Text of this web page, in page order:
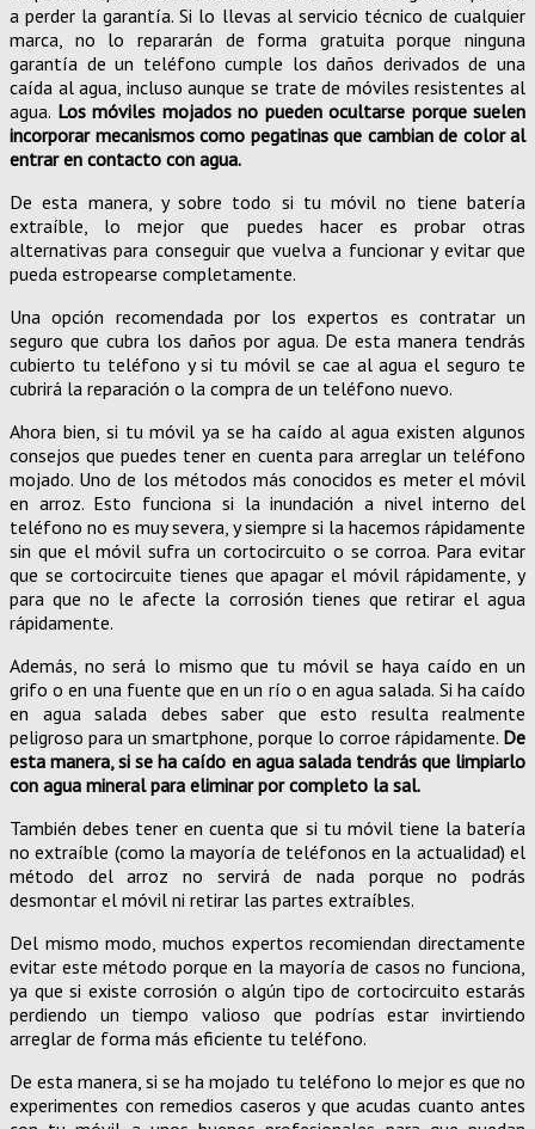
a perder la garantía. Si lo llevas al servicio técnico de cualquier
marca, no lo repararán de forma gratuita porque ninguna
garantía de un teléfono cumple los daños derivados de una
caída al agua, incluso aunque se trate de móviles resistentes al
agua. Los móviles mojados no pueden ocultarse porque suelen
incorporar mecanismos como pegatinas que cambian de color al
entrar en contacto con agua.
De esta manera, y sobre todo si tu móvil no tiene batería
extraíble, lo mejor que puedes hacer es probar otras
alternativas para conseguir que vuelva a funcionar y evitar que
pueda estropearse completamente.
Una opción recomendada por los expertos es contratar un
seguro que cubra los daños por agua. De esta manera tendrás
cubierto tu teléfono y si tu móvil se cae al agua el seguro te
cubrirá la reparación o la compra de un teléfono nuevo.
Ahora bien, si tu móvil ya se ha caído al agua existen algunos
consejos que puedes tener en cuenta para arreglar un teléfono
mojado. Uno de los métodos más conocidos es meter el móvil
en arroz. Esto funciona si la inundación a nivel interno del
teléfono no es muy severa, y siempre si la hacemos rápidamente
sin que el móvil sufra un cortocircuito o se corroa. Para evitar
que se cortocircuite tienes que apagar el móvil rápidamente, y
para que no le afecte la corrosión tienes que retirar el agua
rápidamente.
Además, no será lo mismo que tu móvil se haya caído en un
grifo o en una fuente que en un río o en agua salada. Si ha caído
en agua salada debes saber que esto resulta realmente
peligroso para un smartphone, porque lo corroe rápidamente. De
esta manera, si se ha caído en agua salada tendrás que limpiarlo
con agua mineral para eliminar por completo la sal.
También debes tener en cuenta que si tu móvil tiene la batería
no extraíble (como la mayoría de teléfonos en la actualidad) el
método del arroz no servirá de nada porque no podrás
desmontar el móvil ni retirar las partes extraíbles.
Del mismo modo, muchos expertos recomiendan directamente
evitar este método porque en la mayoría de casos no funciona,
ya que si existe corrosión o algún tipo de cortocircuito estarás
perdiendo un tiempo valioso que podrías estar invirtiendo
arreglar de forma más eficiente tu teléfono.
De esta manera, si se ha mojado tu teléfono lo mejor es que no
experimentes con remedios caseros y que acudas cuanto antes